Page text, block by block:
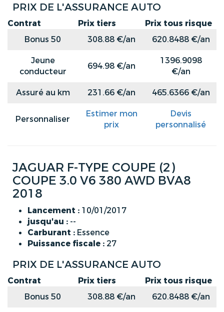
PRIX DE L'ASSURANCE AUTO
Contrat Prix tiers
Prix tous risque
Bonus 50
308.88 €/an
620.8488 €/an
Jeune
conducteur
694.98 €/an
1396.9098
€/an
Assuré au km
231.66 €/an 465.6366 €/an
Personnaliser
Estimer mon
prix
Devis
personnalisé
JAGUAR F-TYPE COUPE (2)
COUPE 3.0 V6 380 AWD BVA8
2018
Lancement : 10/01/2017
jusqu'au : --
Carburant : Essence
Puissance fiscale : 27
PRIX DE L'ASSURANCE AUTO
Contrat Prix tiers
Prix tous risque
Bonus 50
308.88 €/an
620.8488 €/an